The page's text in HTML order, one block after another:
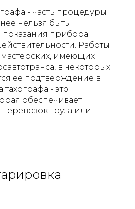
- часть процедуры
нельзя быть
показания прибора
Работы
имеющих
в некоторых
ее подтверждение в
- это
обеспечивает
груза или